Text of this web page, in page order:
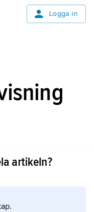
Logga in
artikeln?